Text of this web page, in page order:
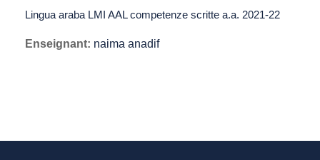
Lingua araba LMI AAL competenze scritte a.a. 2021-22
Enseignant: naima anadif